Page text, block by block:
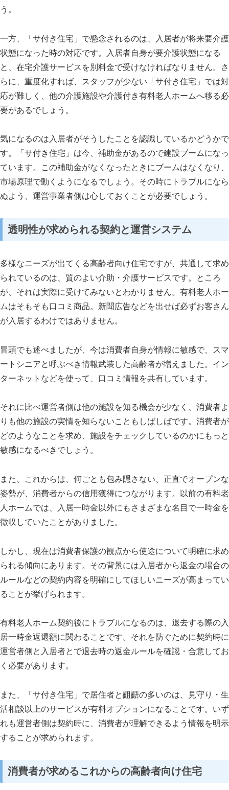
う。
一方、「サ付き住宅」で懸念されるのは、入居者が将来要介護
状態になった時の対応です。入居者自身が要介護状態になる
と、在宅介護サービスを別料金で受けなければなりません。さ
らに、重度化すれば、スタッフが少ない「サ付き住宅」では対
応が難しく、他の介護施設や介護付き有料老人ホームへ移る必
要があるでしょう。
気になるのは入居者がそうしたことを認識しているかどうかで
す。「サ付き住宅」は今、補助金があるので建設ブームになっ
ています。この補助金がなくなったときにブームはなくなり、
市場原理で動くようになるでしょう。その時にトラブルになら
ぬよう、運営事業者側は心しておくことが必要でしょう。
透明性が求められる契約と運営システム
多様なニーズが出てくる高齢者向け住宅ですが、共通して求め
られているのは、質のよい介助・介護サービスです。ところ
が、それは実際に受けてみないとわかりません。有料老人ホー
ムはそもそも口コミ商品。新聞広告などを出せば必ずお客さん
が入居するわけではありません。
冒頭でも述べましたが、今は消費者自身が情報に敏感で、スマ
ートシニアと呼ぶべき情報武装した高齢者が増えました。イン
ターネットなどを使って、口コミ情報を共有しています。
それに比べ運営者側は他の施設を知る機会が少なく、消費者よ
りも他の施設の実情を知らないこともしばしばです。消費者が
どのようなことを求め、施設をチェックしているのかにもっと
敏感になるべきでしょう。
また、これからは、何ごとも包み隠さない、正直でオープンな
姿勢が、消費者からの信用獲得につながります。以前の有料老
人ホームでは、入居一時金以外にもさまざまな名目で一時金を
徴収していたことがありました。
しかし、現在は消費者保護の観点から使途について明確に求め
られる傾向にあります。その背景には入居者から返金の場合の
ルールなどの契約内容を明確にしてほしいニーズが高まってい
ることが挙げられます。
有料老人ホーム契約後にトラブルになるのは、退去する際の入
居一時金返還額に関わることです。それを防ぐために契約時に
運営者側と入居者とで退去時の返金ルールを確認・合意してお
く必要があります。
また、「サ付き住宅」で居住者と齟齬の多いのは、見守り・生
活相談以上のサービスが有料オプションになることです。いず
れも運営者側は契約時に、消費者が理解できるよう情報を明示
することが求められます。
消費者が求めるこれからの高齢者向け住宅